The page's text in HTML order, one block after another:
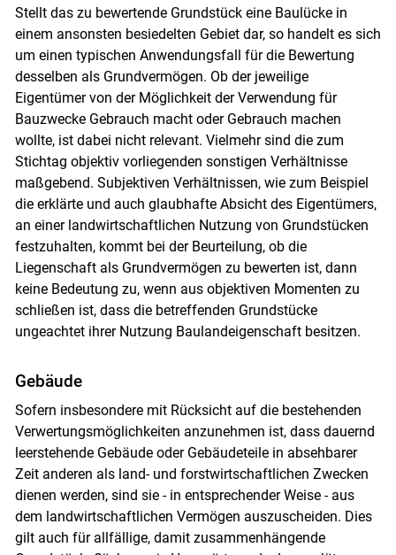
Stellt das zu bewertende Grundstück eine Baulücke in
einem ansonsten besiedelten Gebiet dar, so handelt es sich
um einen typischen Anwendungsfall für die Bewertung
desselben als Grundvermögen. Ob der jeweilige
Eigentümer von der Möglichkeit der Verwendung für
Bauzwecke Gebrauch macht oder Gebrauch machen
wollte, ist dabei nicht relevant. Vielmehr sind die zum
Stichtag objektiv vorliegenden sonstigen Verhältnisse
maßgebend. Subjektiven Verhältnissen, wie zum Beispiel
die erklärte und auch glaubhafte Absicht des Eigentümers,
an einer landwirtschaftlichen Nutzung von Grundstücken
festzuhalten, kommt bei der Beurteilung, ob die
Liegenschaft als Grundvermögen zu bewerten ist, dann
keine Bedeutung zu, wenn aus objektiven Momenten zu
schließen ist, dass die betreffenden Grundstücke
ungeachtet ihrer Nutzung Baulandeigenschaft besitzen.
Gebäude
Sofern insbesondere mit Rücksicht auf die bestehenden
Verwertungsmöglichkeiten anzunehmen ist, dass dauernd
leerstehende Gebäude oder Gebäudeteile in absehbarer
Zeit anderen als land- und forstwirtschaftlichen Zwecken
dienen werden, sind sie - in entsprechender Weise - aus
dem landwirtschaftlichen Vermögen auszuscheiden. Dies
gilt auch für allfällige, damit zusammenhängende